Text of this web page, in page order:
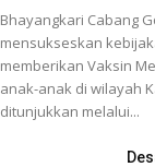
Bhayangkari Cabang
mensukseskan
memberikan Vaksin
anak-anak di wilayah
ditunjukkan melalui...